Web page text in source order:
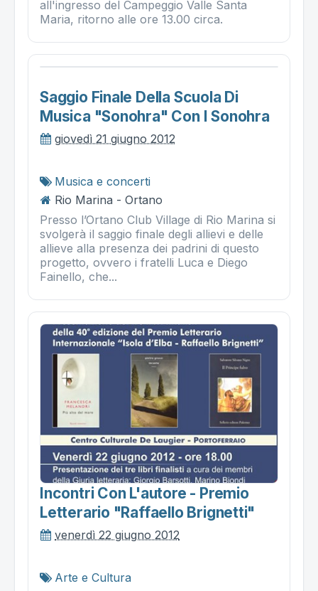
all'ingresso del Campeggio Valle Santa
Maria, ritorno alle ore 13.00 circa.
Saggio Finale Della Scuola Di
Musica "sonohra" Con I Sonohra
giovedì 21 giugno 2012
Musica e concerti
Rio Marina - Ortano
Presso l’Ortano Club Village di Rio Marina si
svolgerà il saggio finale degli allievi e delle
allieve alla presenza dei padrini di questo
progetto, ovvero i fratelli Luca e Diego
Fainello, che...
Incontri Con L'autore - Premio
Letterario "raffaello Brignetti"
venerdì 22 giugno 2012
Arte e Cultura